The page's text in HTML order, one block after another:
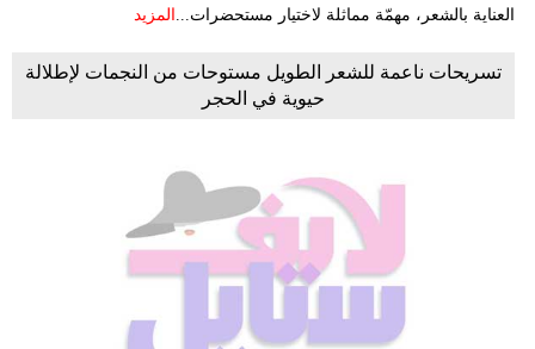
العناية بالشعر، مهمّة مماثلة لاختيار مستحضرات... المزيد
تسريحات ناعمة للشعر الطويل مستوحات من النجمات لإطلالة
حيوية في الحجر